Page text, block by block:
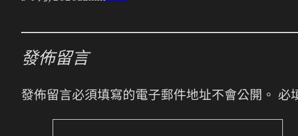
發佈留言
發佈留言必須填寫的電子郵件地址不會公開。 必